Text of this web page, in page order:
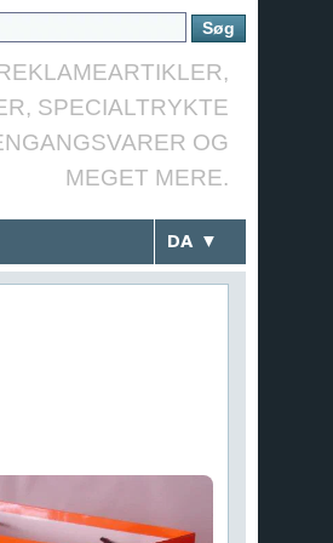
SPECIALTRYKTE
OG
MEGET MERE.
DA ▼